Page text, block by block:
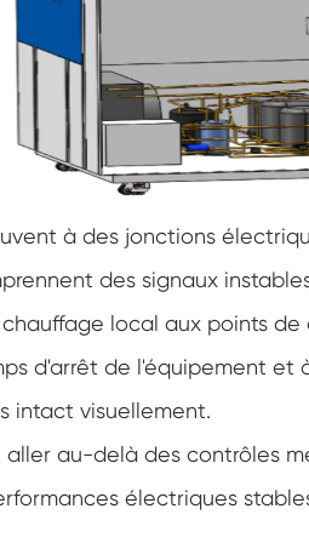
Chambre d'essai
d'humidité
Chambre à température
Chambre d'essai
Chambre constante d'essai
Chambre de stabilité
d'hydrolyse
Mèche humide pour
d'humidité
Chambre d'altitude
Chambre d'abus thermique
à des jonctions
des signaux
local aux points
d'arrêt de l'équipement et
intact visuellement.
au-delà des contrôles
électriques